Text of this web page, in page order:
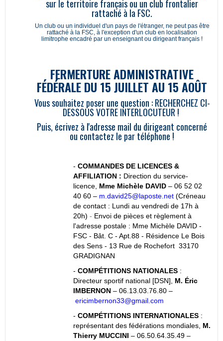
sur le territoire français ou un club frontalier
rattaché à la FSC.
Un club ou un individuel d'un pays de l'étranger, ne peut pas être
rattaché à la FSC, à l'exception d'un club en localisation
limitrophe encadré par un enseignant ou dirigeant français !
FERMERTURE ADMINISTRATIVE
FÉDÉRALE DU 15 JUILLET AU 15 AOÛT
Vous souhaitez poser une question : RECHERCHEZ CI-
DESSOUS VOTRE INTERLOCUTEUR !
Puis, écrivez à l'adresse mail du dirigeant concerné
ou contactez le par téléphone !
- COMMANDES DE LICENCES &
AFFILIATION : Direction du service-
licence, Mme Michèle DAVID – 06 52 02
40 60 – m.david25@laposte.net (Créneau
de contact : Lundi au vendredi de 17h à
20h) - Envoi de pièces et règlement à
l'adresse postale : Mme Michèle DAVID -
FSC - Bât. C - Apt.88 - Résidence Le Bois
des Sens - 13 Rue de Rochefort 33170
GRADIGNAN
- COMPÉTITIONS NATIONALES :
Directeur sportif national [DSN], M. Éric
IMBERNON – 06.13.03.76.80 –
ericimbernon33@gmail.com
- COMPÉTITIONS INTERNATIONALES :
représentant des fédérations mondiales, M.
Thierry MUCCINI – 06.50.64.35.49 –